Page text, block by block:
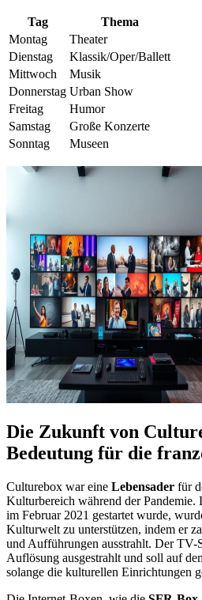
Tag
Thema
Montag
Theater
Dienstag
Klassik/Oper/Ballett
Mittwoch
Musik
Donnerstag Urban Show
Freitag
Humor
Samstag
Große Konzerte
Sonntag
Museen
Die Zukunft von
Bedeutung für die
Culturebox war eine Lebensader für
Kulturbereich während der Pandemie.
im Februar 2021 gestartet wurde,
Kulturwelt zu unterstützen, indem er
und Aufführungen ausstrahlt. Der TV-
Auflösung ausgestrahlt und soll auf
solange die kulturellen Einrichtungen